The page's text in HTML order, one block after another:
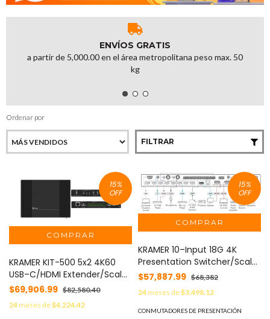
ENVÍOS GRATIS
a partir de 5,000.00 en el área metropolitana peso max. 50
kg
Ordenar por
FILTRAR
15%
OFF
KRAMER KIT-500 5x2 4K60
USB–C/HDMI Extender/Scaler
Matrix Kit
$69,906.99 $82,580.40
24meses de$4,224.42
15%
OFF
KRAMER 10–Input 18G 4K
Presentation Switcher/Scaler
MOD: VP-551X
$57,887.99 $68,382
24meses de$3,498.12
CONMUTADORES DE PRESENTACIÓN